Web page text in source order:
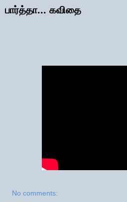
பார்த்தா... கவிதை
No comments: